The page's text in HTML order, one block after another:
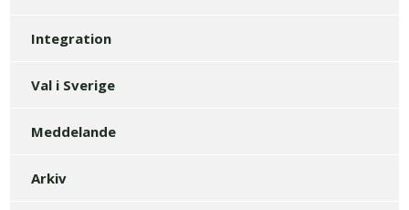
Integration
Val i Sverige
Meddelande
Arkiv